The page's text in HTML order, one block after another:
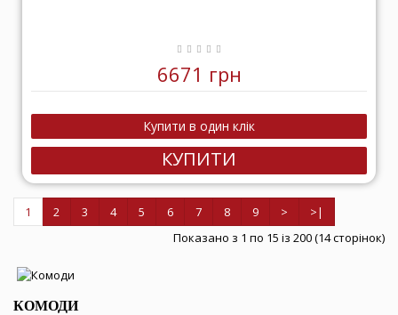
6671 грн
КУПИТИ
1 2 3 4 5 6 7 8 9 >
>|
Показано з 1 по 15 із 200 (14 сторінок)
КОМОДИ